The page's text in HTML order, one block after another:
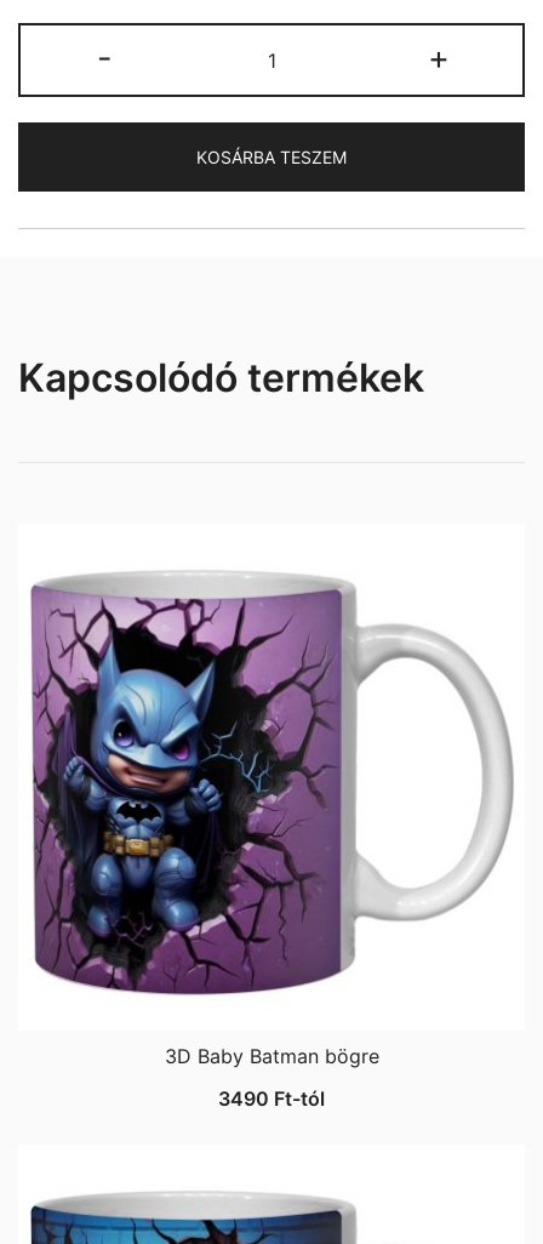
-
bögre
mennyiség
+
KOSÁRBA TESZEM
Kapcsolódó termékek
3D Baby Batman bögre
3490 Ft-tól